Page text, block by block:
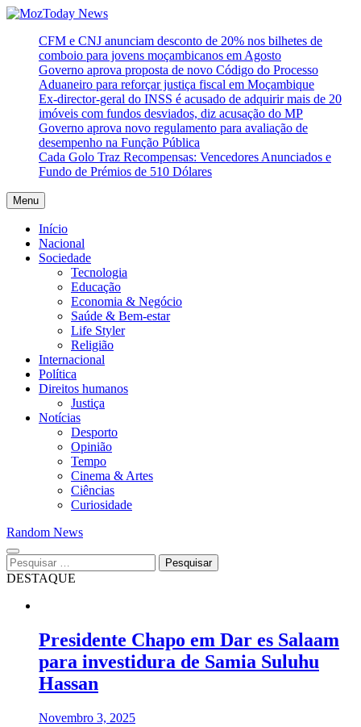
Skip
content
MozToday News
Onde a gente lê.
CFM e CNJ anunciam desconto de 20% nos bilhetes de
comboio para jovens moçambicanos em Agosto
Governo aprova proposta de novo Código do Processo
Aduaneiro para reforçar justiça fiscal em Moçambique
Ex-director-geral do INSS é acusado de adquirir mais de 20
imóveis com fundos desviados, diz acusação do MP
Governo aprova novo regulamento para avaliação de
desempenho na Função Pública
Cada Golo Traz Recompensas: Vencedores Anunciados e
Fundo de Prémios de 510 Dólares
Menu
Início
Nacional
Sociedade
Tecnologia
Educação
Economia & Negócio
Saúde & Bem-estar
Life Styler
Religião
Internacional
Política
Direitos humanos
Justiça
Notícias
Desporto
Opinião
Tempo
Cinema & Artes
Ciências
Curiosidade
Random News
Pesquisar
por:
DESTAQUE
Presidente Chapo em Dar es Salaam
para investidura de Samia Suluhu
Hassan
Novembro 3, 2025